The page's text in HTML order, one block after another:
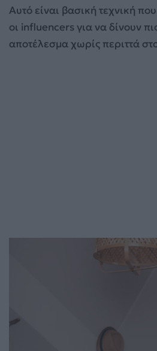
Αυτό είναι βασική τεχνική
οι influencers για να δίνουν
αποτέλεσμα χωρίς περιττά